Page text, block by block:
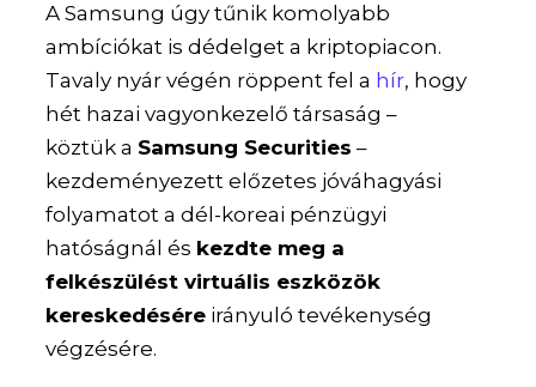
A Samsung úgy tűnik komolyabb
ambíciókat is dédelget a kriptopiacon.
Tavaly nyár végén röppent fel a hír, hogy
hét hazai vagyonkezelő társaság –
köztük a Samsung Securities –
kezdeményezett előzetes jóváhagyási
folyamatot a dél-koreai pénzügyi
hatóságnál és kezdte meg a
felkészülést virtuális eszközök
kereskedésére irányuló tevékenység
végzésére.